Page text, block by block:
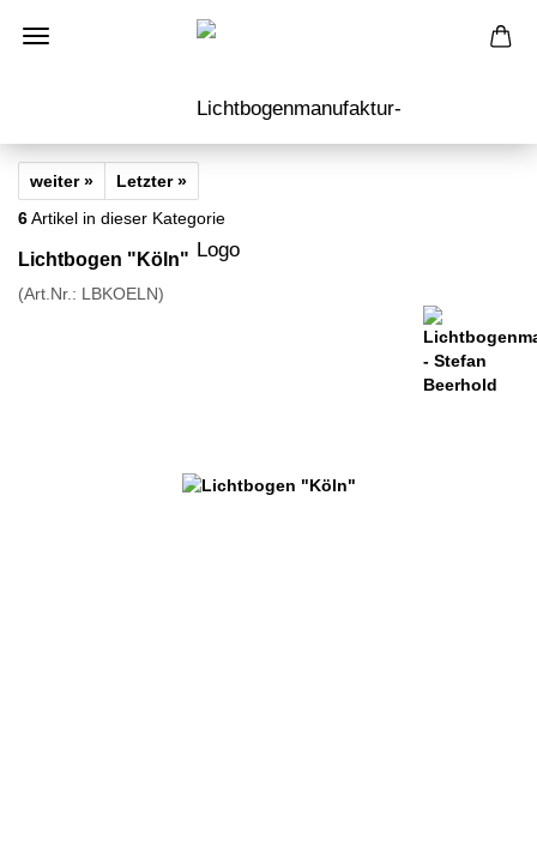
weiter »
Letzter »
6Artikel in dieser Kategorie
Lichtbogen "Köln"
(Art.Nr.: LBKOELN)